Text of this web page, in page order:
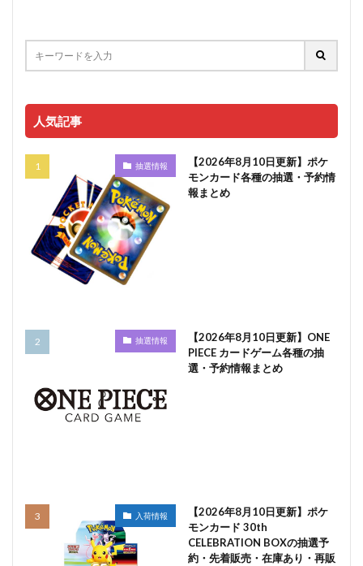
人気記事
抽選情報
【2026年8月10日更新】ポケ
モンカード各種の抽選・予約情
報まとめ
抽選情報
【2026年8月10日更新】ONE
PIECE カードゲーム各種の抽
選・予約情報まとめ
入荷情報
【2026年8月10日更新】ポケ
モンカード 30th
CELEBRATION BOXの抽選予
約・先着販売・在庫あり・再販